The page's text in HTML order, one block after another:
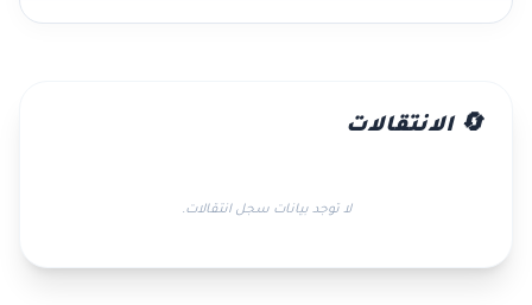
🔄 الانتقالات
لا توجد بيانات سجل انتقالات.